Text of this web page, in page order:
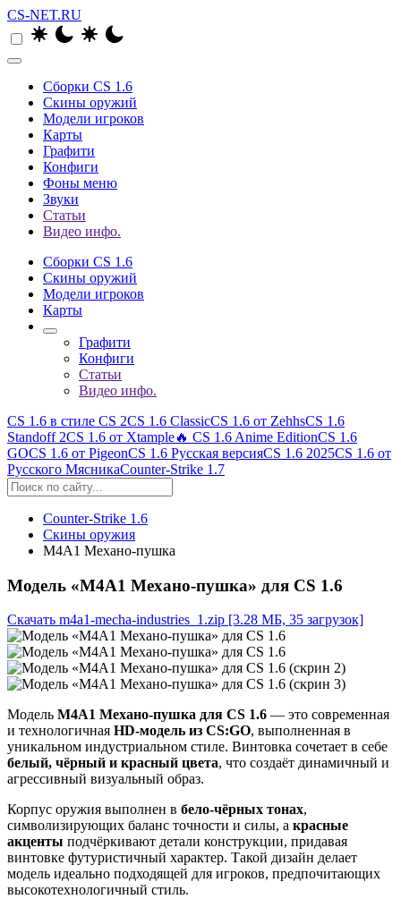
CS-NET.RU
Сборки CS 1.6
Скины оружий
Модели игроков
Карты
Графити
Конфиги
Фоны меню
Звуки
Статьи
Видео инфо.
Сборки CS 1.6
Скины оружий
Модели игроков
Карты
Графити
Конфиги
Статьи
Видео инфо.
CS 1.6 в стиле CS 2CS 1.6 ClassicCS 1.6 от ZehhsCS 1.6
Standoff 2CS 1.6 от Xtample🔥 CS 1.6 Anime EditionCS 1.6
GOCS 1.6 от PigeonCS 1.6 Русская версияCS 1.6 2025CS 1.6 от
Русского МясникаCounter-Strike 1.7
Counter-Strike 1.6
Скины оружия
М4А1 Механо-пушка
Модель «М4А1 Механо-пушка» для CS 1.6
Скачать m4a1-mecha-industries_1.zip [3.28 МБ, 35 загрузок]
Модель M4A1 Механо-пушка для CS 1.6 — это современная
и технологичная HD-модель из CS:GO, выполненная в
уникальном индустриальном стиле. Винтовка сочетает в себе
белый, чёрный и красный цвета, что создаёт динамичный и
агрессивный визуальный образ.
Корпус оружия выполнен в бело-чёрных тонах,
символизирующих баланс точности и силы, а красные
акценты подчёркивают детали конструкции, придавая
винтовке футуристичный характер. Такой дизайн делает
модель идеально подходящей для игроков, предпочитающих
высокотехнологичный стиль.